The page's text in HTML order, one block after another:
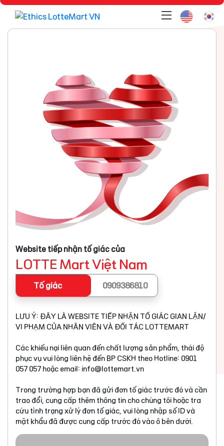
Website tiếp nhận tố giác của
LOTTE Mart Việt Nam
Tố giác 0909386810
LƯU Ý: ĐÂY LÀ WEBSITE TIẾP NHẬN TỐ GIÁC GIAN LẬN/
VI PHẠM CỦA NHÂN VIÊN VÀ ĐỐI TÁC LOTTEMART
Các khiếu nại liên quan đến chất lượng sản phẩm, thái độ
phục vụ vui lòng liên hệ đến BP CSKH theo Hotline: 0901
057 057 hoặc email: info@lottemart.vn
Trong trường hợp bạn đã gửi đơn tố giác trước đó và cần
trao đổi, cung cấp thêm thông tin cho chúng tôi hoặc tra
cứu tình trạng xử lý đơn tố giác, vui lòng nhập số ID và
mật khẩu đã được cung cấp trước đó vào ô bên dưới.